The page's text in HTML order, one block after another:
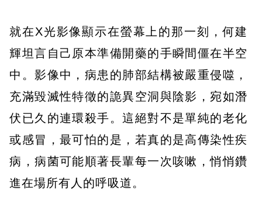
就在X光影像顯示在螢幕上的那一刻，何建
輝坦言自己原本準備開藥的手瞬間僵在半空
中。影像中，病患的肺部結構被嚴重侵噬，
充滿毀滅性特徵的詭異空洞與陰影，宛如潛
伏已久的連環殺手。這絕對不是單純的老化
或感冒，最可怕的是，若真的是高傳染性疾
病，病菌可能順著長輩每一次咳嗽，悄悄鑽
進在場所有人的呼吸道。